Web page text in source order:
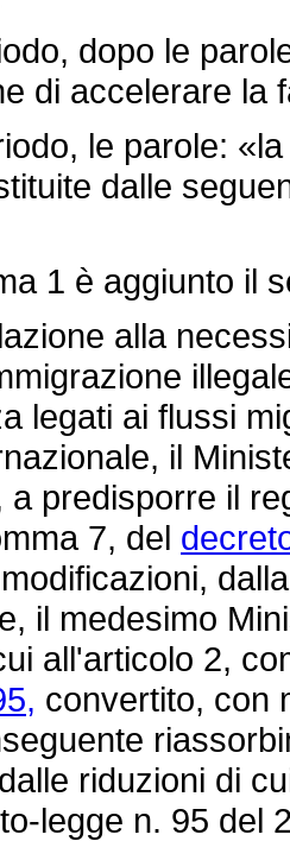
dopo le
di accelerare la
le parole: «la
dalle
1 è aggiunto il
alla
legati ai flussi
il
a predisporre il
7, del
il medesimo
all'articolo 2,
convertito, con
riduzioni di
legge n. 95 del